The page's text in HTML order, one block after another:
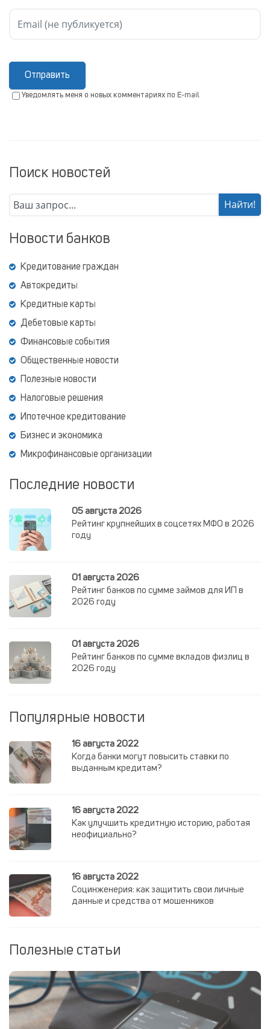
Отправить
Уведомлять меня о новых комментариях по E-mail
Поиск новостей
Новости банков
Кредитование граждан
Автокредиты
Кредитные карты
Дебетовые карты
Финансовые события
Общественные новости
Полезные новости
Налоговые решения
Ипотечное кредитование
Бизнес и экономика
Микрофинансовые организации
Последние новости
05 августа 2026
Рейтинг крупнейших в соцсетях МФО в 2026
году
01 августа 2026
Рейтинг банков по сумме займов для ИП в
2026 году
01 августа 2026
Рейтинг банков по сумме вкладов физлиц в
2026 году
Популярные новости
16 августа 2022
Когда банки могут повысить ставки по
выданным кредитам?
16 августа 2022
Как улучшить кредитную историю, работая
неофициально?
16 августа 2022
Социнженерия: как защитить свои личные
данные и средства от мошенников
Полезные статьи